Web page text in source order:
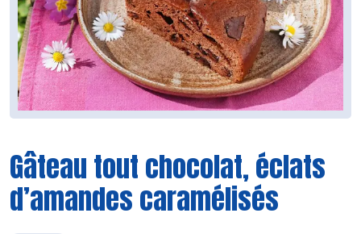
Gâteau tout chocolat, éclats
d’amandes caramélisés